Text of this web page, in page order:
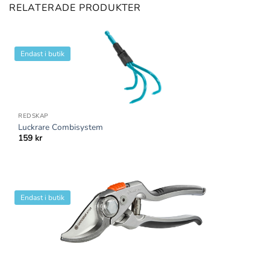
RELATERADE PRODUKTER
Endast i butik
REDSKAP
Luckrare Combisystem
159 kr
Endast i butik